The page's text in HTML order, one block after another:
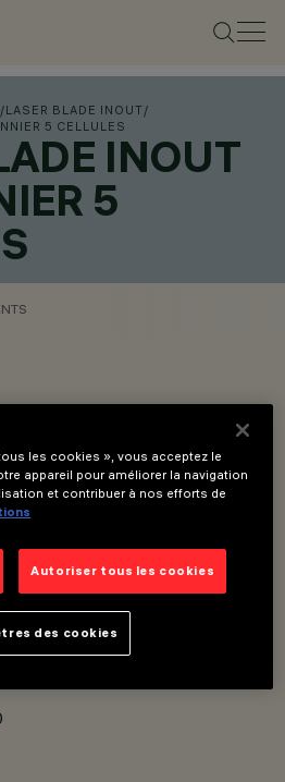
/LASER BLADE INOUT/
5 CELLULES
INOUT
5
value): 52lm/W, 65lm/W
S - Spot 32°, F - Flood 14°, WF -
les cookies », vous acceptez le
appareil pour améliorer la navigation
et contribuer à nos efforts de
Autoriser tous les cookies
des cookies